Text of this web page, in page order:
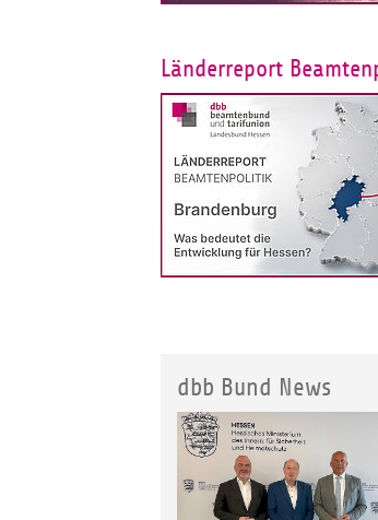
Länderreport
dbb Bund News